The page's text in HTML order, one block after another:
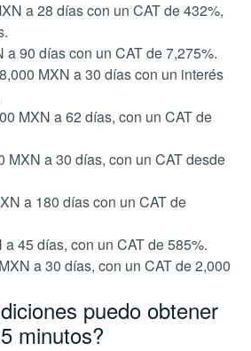
a 28 días con un CAT de 432%,
a 90 días con un CAT de 7,275%.
MXN a 30 días con un interés
MXN a 62 días, con un CAT de
MXN a 30 días, con un CAT desde
a 180 días con un CAT de
45 días, con un CAT de 585%.
a 30 días, con un CAT de 2,000
puedo obtener
minutos?